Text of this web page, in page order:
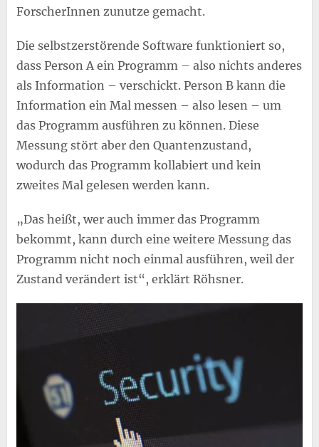
ForscherInnen zunutze gemacht.
Die selbstzerstörende Software funktioniert so,
dass Person A ein Programm – also nichts anderes
als Information – verschickt. Person B kann die
Information ein Mal messen – also lesen – um
das Programm ausführen zu können. Diese
Messung stört aber den Quantenzustand,
wodurch das Programm kollabiert und kein
zweites Mal gelesen werden kann.
„Das heißt, wer auch immer das Programm
bekommt, kann durch eine weitere Messung das
Programm nicht noch einmal ausführen, weil der
Zustand verändert ist“, erklärt Röhsner.